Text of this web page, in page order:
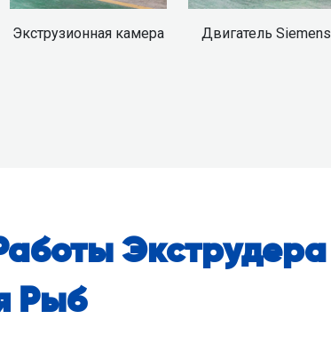
Экструзионная камера Двигатель Siemens
Экструдера
Рыб